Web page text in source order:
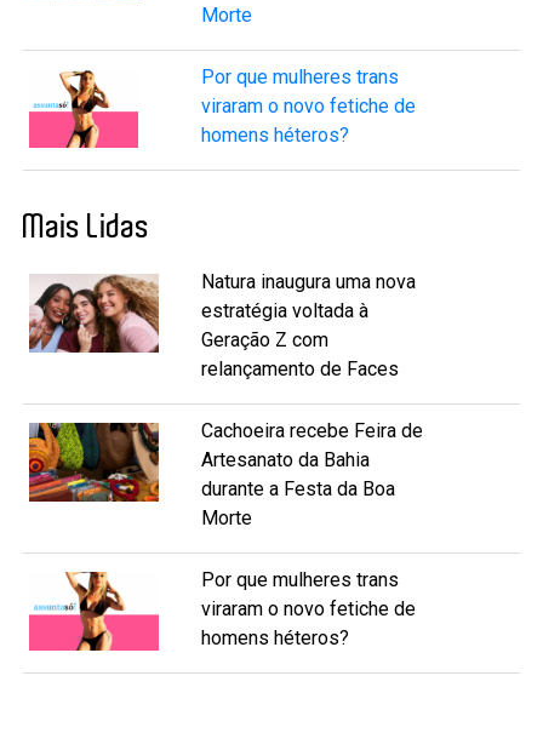
Morte
Por que mulheres trans
viraram o novo fetiche de
homens héteros?
Mais Lidas
Natura inaugura uma nova
estratégia voltada à
Geração Z com
relançamento de Faces
Cachoeira recebe Feira de
Artesanato da Bahia
durante a Festa da Boa
Morte
Por que mulheres trans
viraram o novo fetiche de
homens héteros?